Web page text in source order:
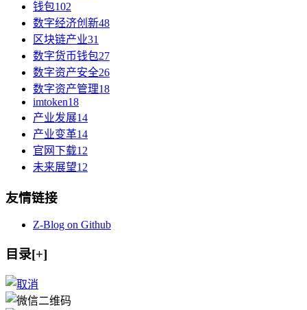
钱包102
数字经济创新48
区块链产业31
数字货币钱包27
数字资产安全26
数字资产管理18
imtoken18
产业发展14
产业变革14
官网下载12
未来展望12
友情链接
Z-Blog on Github
目录[+]